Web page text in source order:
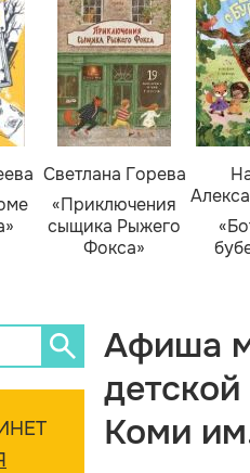
Светлана Горева
«Приключения
сыщика Рыжего
Фокса»
Афиша
Коми